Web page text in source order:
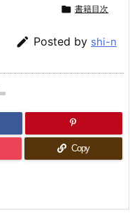
 書籍目次
 Posted by shi-n
Copy